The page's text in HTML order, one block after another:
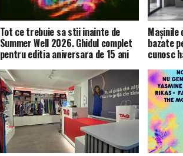
Tot ce trebuie sa stii inainte de
Summer Well 2026. Ghidul complet
pentru editia aniversara de 15 ani
Mașinile
bazate
cunosc